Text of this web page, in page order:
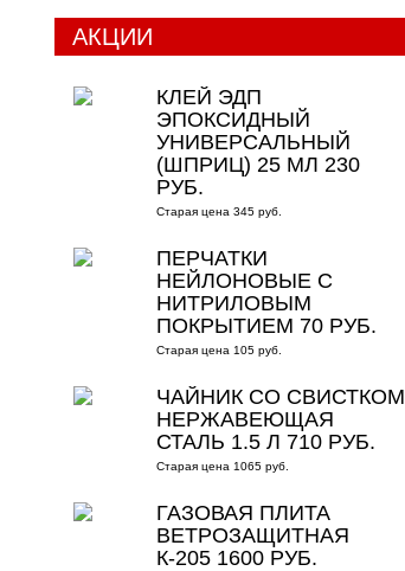
АКЦИИ
КЛЕЙ ЭДП
ЭПОКСИДНЫЙ
УНИВЕРСАЛЬНЫЙ
(ШПРИЦ) 25 МЛ 230
РУБ.
Старая цена 345 руб.
ПЕРЧАТКИ
НЕЙЛОНОВЫЕ С
НИТРИЛОВЫМ
ПОКРЫТИЕМ 70 РУБ.
Старая цена 105 руб.
ЧАЙНИК СО СВИСТКОМ
НЕРЖАВЕЮЩАЯ
СТАЛЬ 1.5 Л 710 РУБ.
Старая цена 1065 руб.
ГАЗОВАЯ ПЛИТА
ВЕТРОЗАЩИТНАЯ
К-205 1600 РУБ.